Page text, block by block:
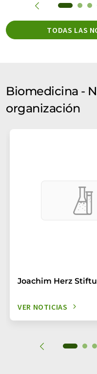
TODAS LAS
Biomedicina -
organización
Joachim Herz
VER NOTICIAS